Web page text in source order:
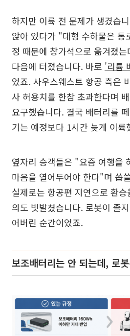
하지만 이륙 전 문제가 생겼습
앉아 있다가 "대형 수하물은 통
정 때문에 창가석으로 옮겨졌
다음에 터졌습니다. 바로 '리튬
었죠. 사우스웨스트 항공 측은
사 허용치를 한참 초과한다며
요구했습니다. 결국 배터리를
기는 예정보다 1시간 늦게 이륙
옆자리 승객들은 "요즘 여행을
마음을 열어두어야 한다"며 씁
실제로는 항공편 지연으로 환
의도 빗발쳤습니다. 로봇이 졸
어버린 순간이었죠.
보조배터리는 안 되는데, 로